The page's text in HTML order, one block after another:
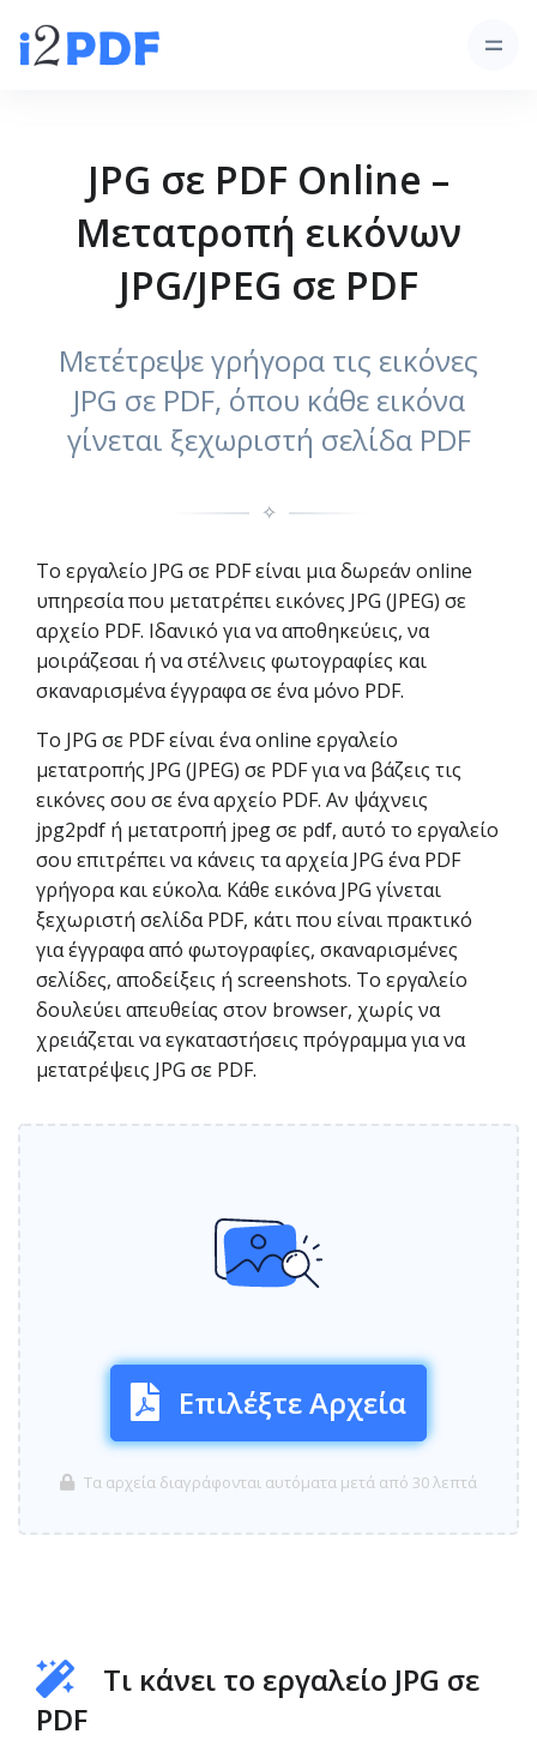
JPG σε PDF Online –
Μετατροπή εικόνων
JPG/JPEG σε PDF
Μετέτρεψε γρήγορα τις εικόνες
JPG σε PDF, όπου κάθε εικόνα
γίνεται ξεχωριστή σελίδα PDF
✧
Το εργαλείο JPG σε PDF είναι μια δωρεάν online
υπηρεσία που μετατρέπει εικόνες JPG (JPEG) σε
αρχείο PDF. Ιδανικό για να αποθηκεύεις, να
μοιράζεσαι ή να στέλνεις φωτογραφίες και
σκαναρισμένα έγγραφα σε ένα μόνο PDF.
Το JPG σε PDF είναι ένα online εργαλείο
μετατροπής JPG (JPEG) σε PDF για να βάζεις τις
εικόνες σου σε ένα αρχείο PDF. Αν ψάχνεις
jpg2pdf ή μετατροπή jpeg σε pdf, αυτό το εργαλείο
σου επιτρέπει να κάνεις τα αρχεία JPG ένα PDF
γρήγορα και εύκολα. Κάθε εικόνα JPG γίνεται
ξεχωριστή σελίδα PDF, κάτι που είναι πρακτικό
για έγγραφα από φωτογραφίες, σκαναρισμένες
σελίδες, αποδείξεις ή screenshots. Το εργαλείο
δουλεύει απευθείας στον browser, χωρίς να
χρειάζεται να εγκαταστήσεις πρόγραμμα για να
μετατρέψεις JPG σε PDF.
Επιλέξτε Αρχεία
Τα αρχεία διαγράφονται αυτόματα μετά από 30 λεπτά
Τι κάνει το εργαλείο JPG σε
PDF